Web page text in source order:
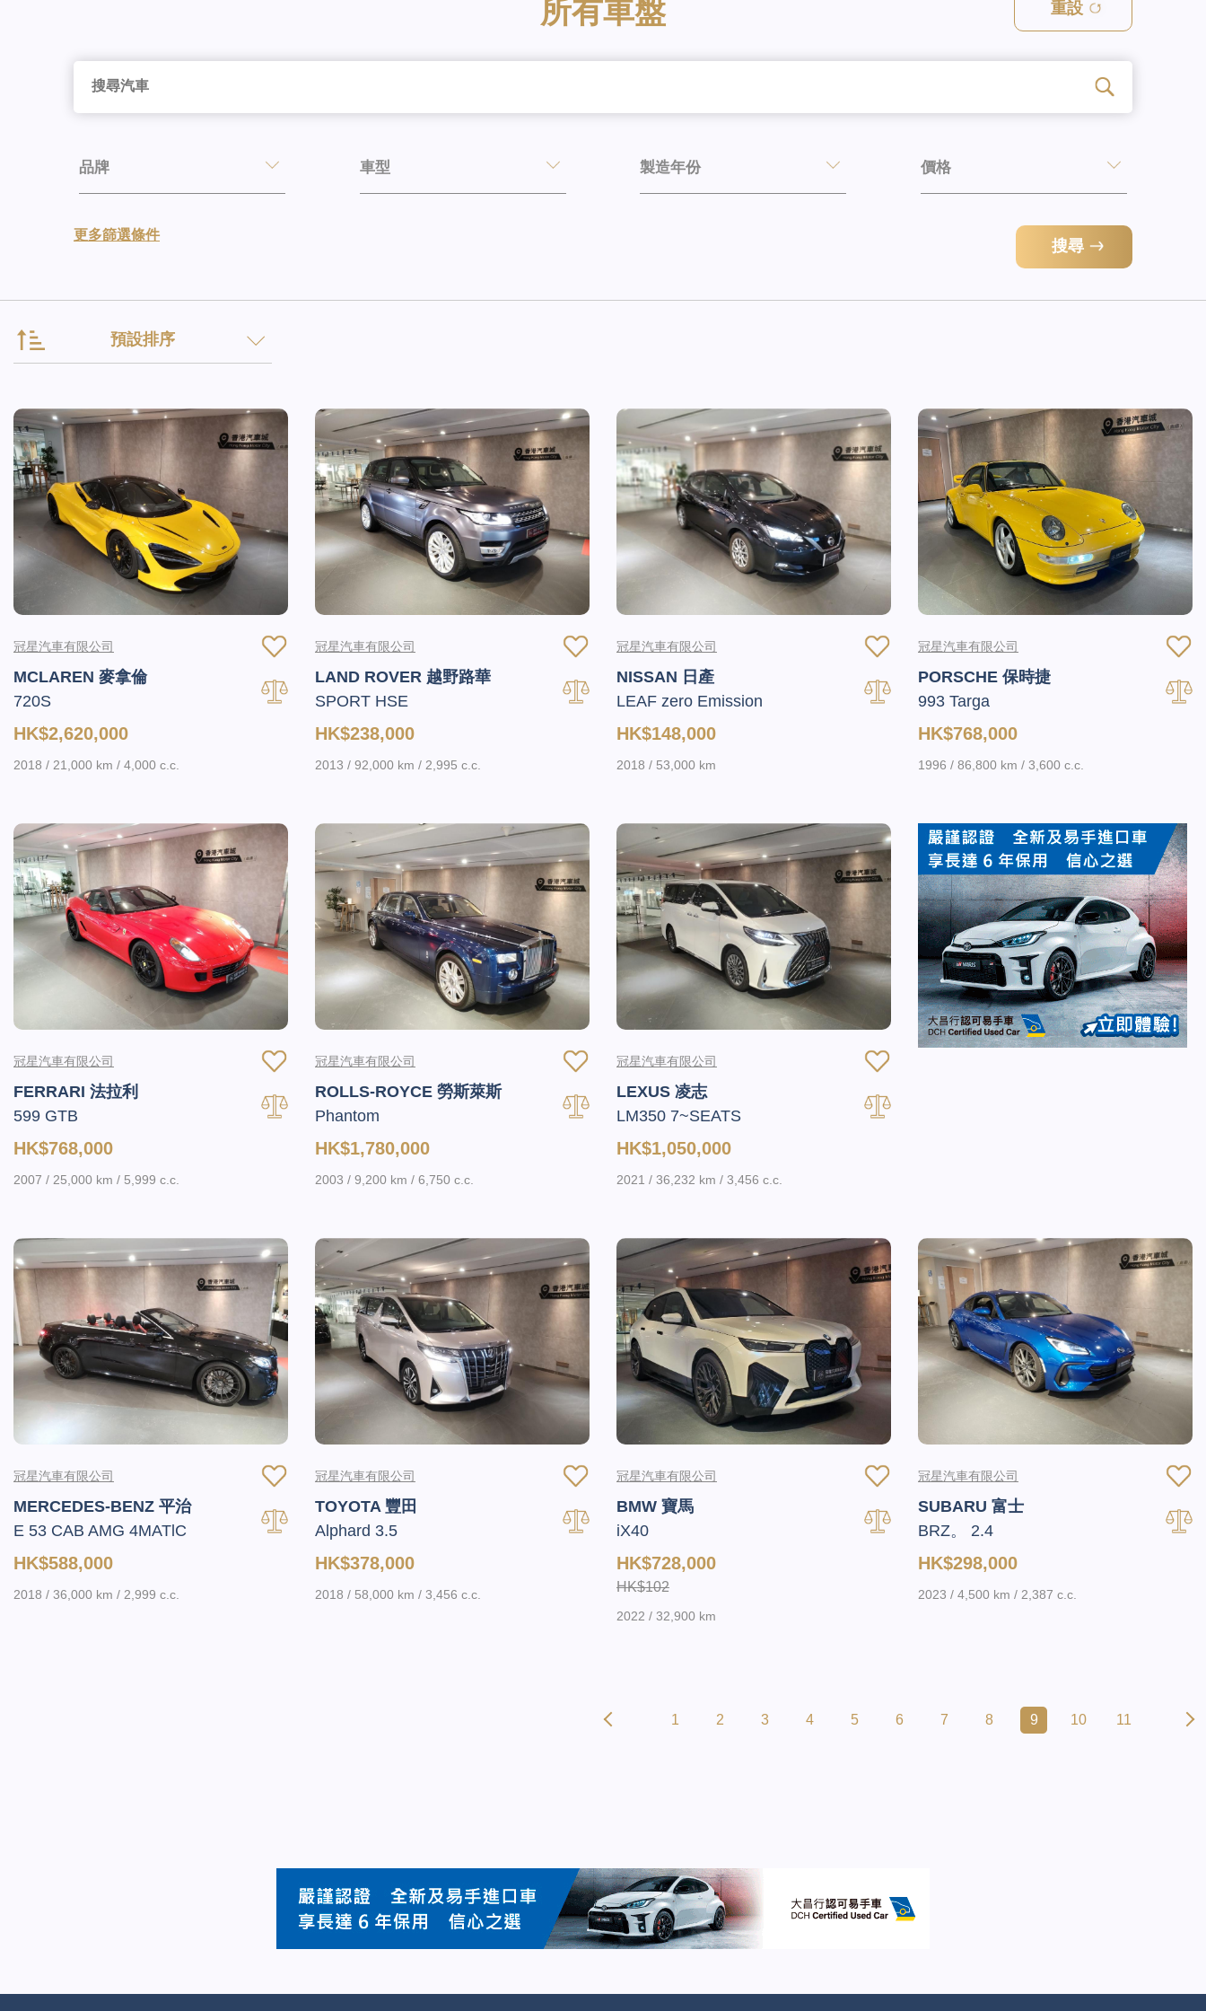
所有車盤 重設
品牌 車型 製造年份 價格
更多篩選條件
搜尋
預設排序
冠星汽車有限公司
MCLAREN 麥拿倫
720S
HK$2,620,000
2018 / 21,000 km / 4,000 c.c.
冠星汽車有限公司
LAND ROVER 越野路華
SPORT HSE
HK$238,000
2013 / 92,000 km / 2,995 c.c.
冠星汽車有限公司
NISSAN 日產
LEAF zero Emission
HK$148,000
2018 / 53,000 km
冠星汽車有限公司
PORSCHE 保時捷
993 Targa
HK$768,000
1996 / 86,800 km / 3,600 c.c.
冠星汽車有限公司
FERRARI 法拉利
599 GTB
HK$768,000
2007 / 25,000 km / 5,999 c.c.
冠星汽車有限公司
ROLLS-ROYCE 勞斯萊斯
Phantom
HK$1,780,000
2003 / 9,200 km / 6,750 c.c.
冠星汽車有限公司
LEXUS 凌志
LM350 7~SEATS
HK$1,050,000
2021 / 36,232 km / 3,456 c.c.
冠星汽車有限公司
MERCEDES-BENZ 平治
E 53 CAB AMG 4MATlC
HK$588,000
2018 / 36,000 km / 2,999 c.c.
冠星汽車有限公司
TOYOTA 豐田
Alphard 3.5
HK$378,000
2018 / 58,000 km / 3,456 c.c.
冠星汽車有限公司
BMW 寶馬
iX40
HK$728,000
HK$102
2022 / 32,900 km
冠星汽車有限公司
SUBARU 富士
BRZ。 2.4
HK$298,000
2023 / 4,500 km / 2,387 c.c.
1 2 3 4 5 6 7 8 9 10 11